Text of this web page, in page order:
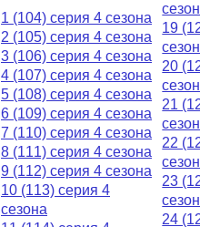
1 (104) серия 4 сезона
2 (105) серия 4 сезона
3 (106) серия 4 сезона
4 (107) серия 4 сезона
5 (108) серия 4 сезона
6 (109) серия 4 сезона
7 (110) серия 4 сезона
8 (111) серия 4 сезона
9 (112) серия 4 сезона
10 (113) серия 4
сезона
19
20
21
22
23
24